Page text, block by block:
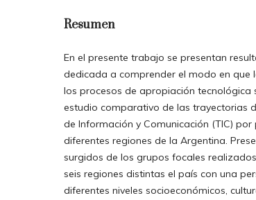
Resumen
En el presente trabajo se presentan
dedicada a comprender el modo en que
los procesos de apropiación tecnológica
estudio comparativo de las trayectorias
de Información y Comunicación (TIC)
diferentes regiones de la Argentina.
surgidos de los grupos focales
seis regiones distintas el país con una
diferentes niveles socioeconómicos,